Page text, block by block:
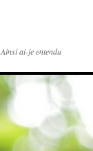
Ainsi ai-je entendu